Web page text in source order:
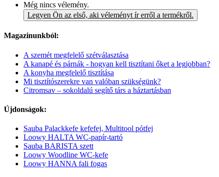
Még nincs vélemény.
Legyen Ön az első, aki véleményt ír erről a termékről.
Magazinunkból:
A szemét megfelelő szétválasztása
A kanapé és párnák - hogyan kell tisztítani őket a legjobban?
A konyha megfelelő tisztítása
Mi tisztítószerekre van valóban szükségünk?
Citromsav – sokoldalú segítő társ a háztartásban
Újdonságok:
Sauba Palackkefe kefefej, Multitool pótfej
Loowy HALTA WC-papír-tartó
Sauba BARISTA szett
Loowy Woodline WC-kefe
Loowy HANNA fali fogas